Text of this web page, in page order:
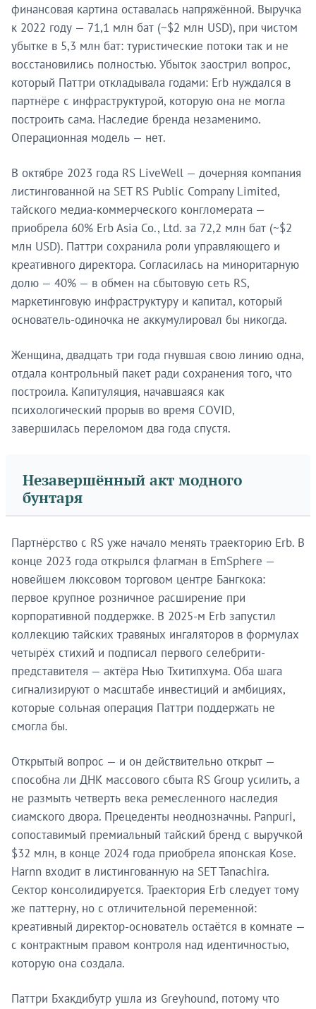
финансовая картина оставалась напряжённой. Выручка
к 2022 году — 71,1 млн бат (~$2 млн USD), при чистом
убытке в 5,3 млн бат: туристические потоки так и не
восстановились полностью. Убыток заострил вопрос,
который Паттри откладывала годами: Erb нуждался в
партнёре с инфраструктурой, которую она не могла
построить сама. Наследие бренда незаменимо.
Операционная модель — нет.
В октябре 2023 года RS LiveWell — дочерняя компания
листингованной на SET RS Public Company Limited,
тайского медиа-коммерческого конгломерата —
приобрела 60% Erb Asia Co., Ltd. за 72,2 млн бат (~$2
млн USD). Паттри сохранила роли управляющего и
креативного директора. Согласилась на миноритарную
долю — 40% — в обмен на сбытовую сеть RS,
маркетинговую инфраструктуру и капитал, который
основатель-одиночка не аккумулировал бы никогда.
Женщина, двадцать три года гнувшая свою линию одна,
отдала контрольный пакет ради сохранения того, что
построила. Капитуляция, начавшаяся как
психологический прорыв во время COVID,
завершилась переломом два года спустя.
Незавершённый акт модного
бунтаря
Партнёрство с RS уже начало менять траекторию Erb. В
конце 2023 года открылся флагман в EmSphere —
новейшем люксовом торговом центре Бангкока:
первое крупное розничное расширение при
корпоративной поддержке. В 2025-м Erb запустил
коллекцию тайских травяных ингаляторов в формулах
четырёх стихий и подписал первого селебрити-
представителя — актёра Нью Тхитипхума. Оба шага
сигнализируют о масштабе инвестиций и амбициях,
которые сольная операция Паттри поддержать не
смогла бы.
Открытый вопрос — и он действительно открыт —
способна ли ДНК массового сбыта RS Group усилить, а
не размыть четверть века ремесленного наследия
сиамского двора. Прецеденты неоднозначны. Panpuri,
сопоставимый премиальный тайский бренд с выручкой
$32 млн, в конце 2024 года приобрела японская Kose.
Harnn входит в листингованную на SET Tanachira.
Сектор консолидируется. Траектория Erb следует тому
же паттерну, но с отличительной переменной:
креативный директор-основатель остаётся в комнате —
с контрактным правом контроля над идентичностью,
которую она создала.
Паттри Бхакдибутр ушла из Greyhound, потому что